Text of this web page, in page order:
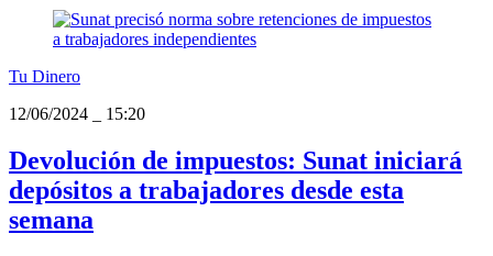
Tu Dinero
12/06/2024
15:20
Devolución de impuestos: Sunat iniciará
depósitos a trabajadores desde esta
semana